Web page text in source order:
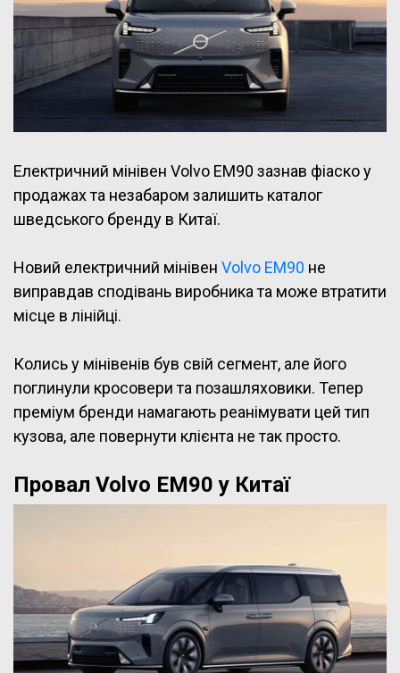
Електричний мінівен Volvo EM90 зазнав фіаско у
продажах та незабаром залишить каталог
шведського бренду в Китаї.
Новий електричний мінівен Volvo EM90 не
виправдав сподівань виробника та може втратити
місце в лінійці.
Колись у мінівенів був свій сегмент, але його
поглинули кросовери та позашляховики. Тепер
преміум бренди намагають реанімувати цей тип
кузова, але повернути клієнта не так просто.
Провал Volvo EM90 у Китаї